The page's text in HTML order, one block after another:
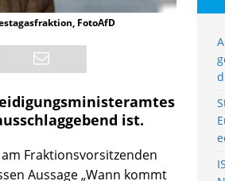
FotoAfD
ist.
Fraktionsvorsitzenden
Aussage „Wann kommt